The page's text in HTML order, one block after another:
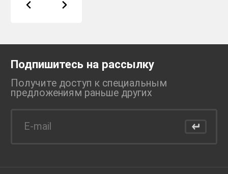
Подпишитесь на рассылку
Получите доступ к специальным
предложениям раньше других